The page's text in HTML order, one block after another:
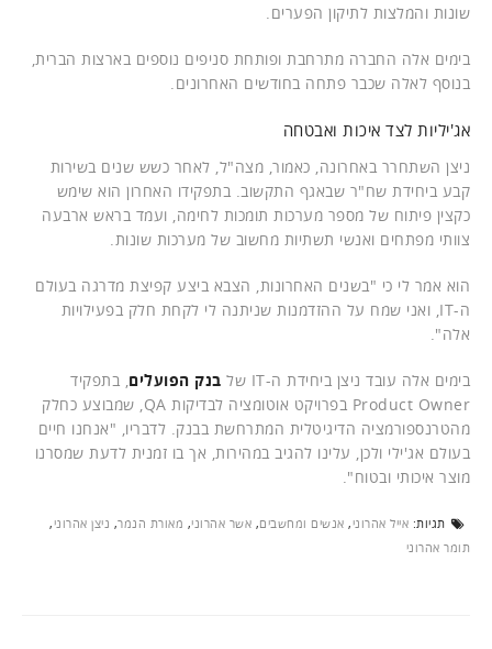
שונות והמלצות לתיקון הפערים.
בימים אלה החברה מתרחבת ופותחת סניפים נוספים בארצות הברית,
בנוסף לאלה שכבר פתחה בחודשים האחרונים.
אג'יליות לצד איכות ואבטחה
ניצן השתחרר באחרונה, כאמור, מצה"ל, לאחר כשש שנים בשירות
קבע ביחידת שח"ר שבאגף התקשוב. בתפקידו האחרון הוא שימש
כקצין פיתוח של מספר מערכות תומכות לחימה, ועמד בראש ארבעה
צוותי מפתחים ואנשי תשתיות מחשוב של מערכות שונות.
הוא אמר לי כי "בשנים האחרונות, הצבא ביצע קפיצת מדרגה בעולם
ה-IT, ואני שמח על ההזדמנות שניתנה לי לקחת חלק בפעילויות
אלה".
בימים אלה עובד ניצן ביחידת ה-IT של בנק הפועלים , בתפקיד
Product Owner בפרויקט אוטומציה לבדיקות QA, שמבוצע כחלק
מהטרנספורמציה הדיגיטלית המתרחשת בבנק. לדבריו, "אנחנו חיים
בעולם אג'ילי ולכן, עלינו להגיב במהירות, אך בו זמנית לדעת שמסרנו
מוצר איכותי ובטוח".
תגיות: אייל אהרוני, אנשים ומחשבים, אשר אהרוני, מאורת הנמר, ניצן אהרוני,
תומר אהרוני